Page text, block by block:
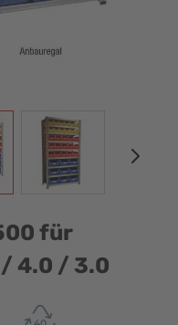
imageView larger image
für
4.0 / 3.0